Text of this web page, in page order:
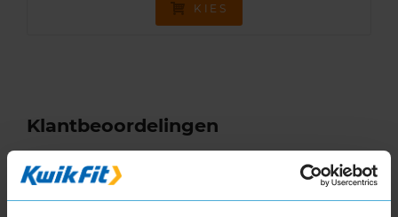
KIES
Klantbeoordelingen
7,0